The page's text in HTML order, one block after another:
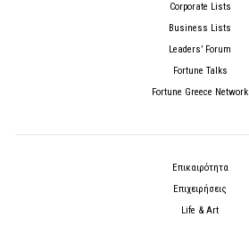
Corporate Lists
Business Lists
Leaders’ Forum
Fortune Talks
Fortune Greece Network
Επικαιρότητα
Επιχειρήσεις
Life & Art